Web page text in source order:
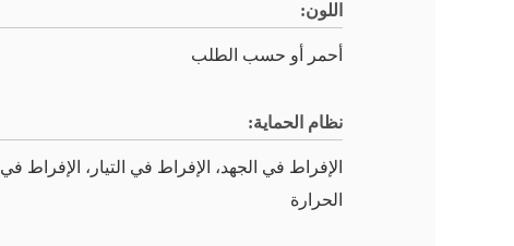
اللون:
أحمر أو حسب الطلب
نظام الحماية:
الإفراط في الجهد، الإفراط في التيار، الإفراط في
الحرارة